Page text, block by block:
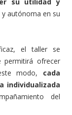
autónoma en su
el taller se
permitirá ofrecer
modo, cada
individualizada
del